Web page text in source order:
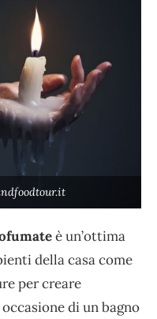
è un’ottima
della casa come
per creare
di un bagno